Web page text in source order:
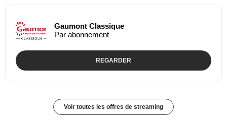
Gaumont Classique
Par abonnement
REGARDER
Voir toutes les offres de streaming